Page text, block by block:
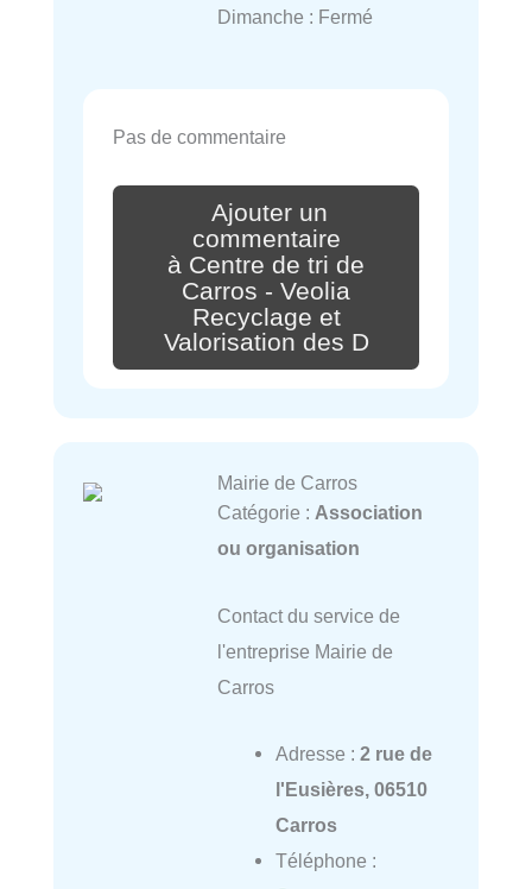
Dimanche : Fermé
Pas de commentaire
Ajouter un
commentaire
à Centre de tri de
Carros - Veolia
Recyclage et
Valorisation des D
Mairie de Carros
Catégorie : Association
ou organisation
Contact du service de
l'entreprise Mairie de
Carros
Adresse : 2 rue de
l'Eusières, 06510
Carros
Téléphone :